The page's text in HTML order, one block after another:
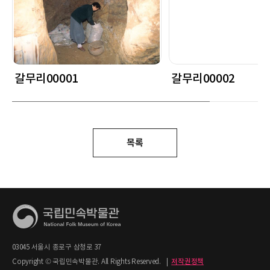
갈무리00001 갈무리00002
목록
03045 서울시 종로구 삼청로 37
Copyright © 국립민속박물관. All Rights Reserved.
저작권정책